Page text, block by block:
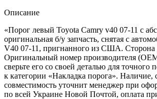
Описание
«Порог левый Toyota Camry v40 07-11 с
оригинальная б/у запчасть, снятая с
V40 07-11, пригнанного из США. Сторона
Оригинальный номер производителя
сверьте его со своей деталью для точного
к категории «Накладка порога». Наличие,
совместимость уточнит менеджер при
по всей Украине Новой Почтой, оплата